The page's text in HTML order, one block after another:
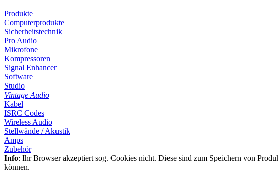
Produkte
Computerprodukte
Sicherheitstechnik
Pro Audio
Mikrofone
Kompressoren
Signal Enhancer
Software
Studio
Vintage Audio
Kabel
ISRC Codes
Wireless Audio
Stellwände / Akustik
Amps
Zubehör
Info: Ihr Browser akzeptiert sog. Cookies nicht. Diese sind zum Speichern von
können.